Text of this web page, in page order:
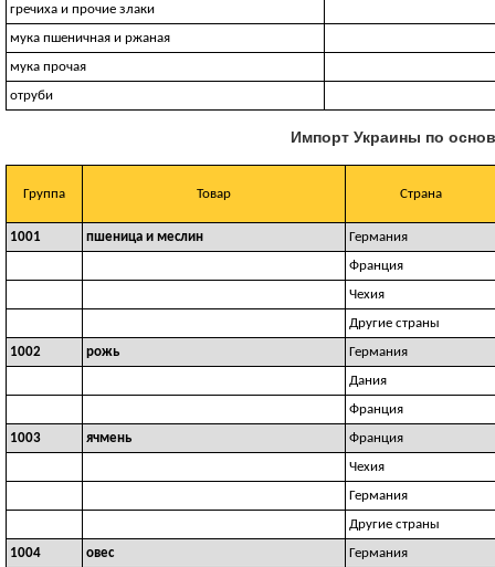
гречиха и прочие злаки
мука пшеничная и ржаная
мука прочая
отруби
Импорт Украины по
Группа Товар Страна
1001 пшеница и меслин
Германия
Франция
Чехия
Другие страны
1002
рожь
Германия
Дания
Франция
1003
ячмень
Франция
Чехия
Германия
Другие страны
1004
овес
Германия